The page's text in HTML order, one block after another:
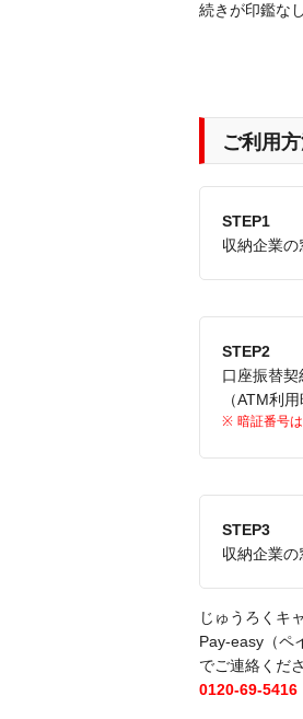
続きが印鑑な
ご利用
STEP1
収納企業の
STEP2
口座振替
（ATM利
暗証番号
STEP3
収納企業の
じゅうろくキ
Pay-easy（ペ
でご連絡くださ
0120-69-5416